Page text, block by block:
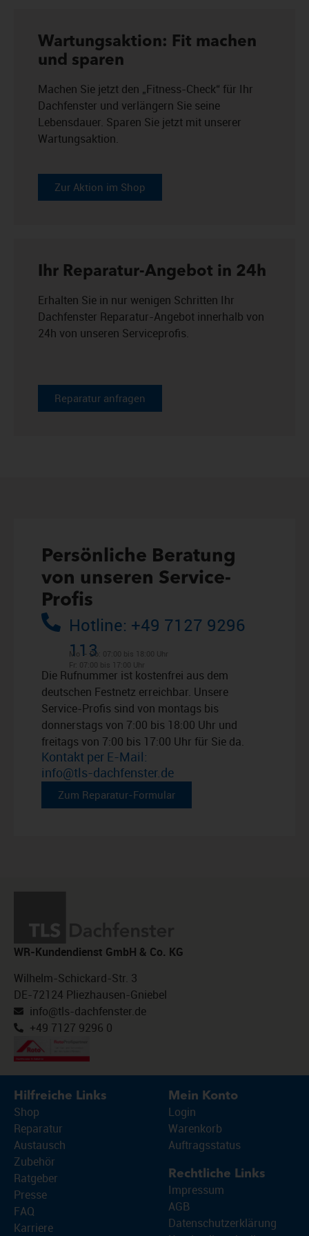
Wartungsaktion: Fit machen
und sparen
Machen Sie jetzt den „Fitness-Check“ für Ihr
Dachfenster und verlängern Sie seine
Lebensdauer. Sparen Sie jetzt mit unserer
Wartungsaktion.
Zur Aktion im Shop
Ihr Reparatur-Angebot in 24h
Erhalten Sie in nur wenigen Schritten Ihr
Dachfenster Reparatur-Angebot innerhalb von
24h von unseren Serviceprofis.
Reparatur anfragen
Persönliche Beratung
von unseren Service-
Profis
Hotline: +49 7127 9296
113
Mo – Do: 07:00 bis 18:00 Uhr
Fr: 07:00 bis 17:00 Uhr
Die Rufnummer ist kostenfrei aus dem
deutschen Festnetz erreichbar. Unsere
Service-Profis sind von montags bis
donnerstags von 7:00 bis 18:00 Uhr und
freitags von 7:00 bis 17:00 Uhr für Sie da.
Kontakt per E-Mail:
info@tls-dachfenster.de
Zum Reparatur-Formular
WR-Kundendienst GmbH & Co. KG
Wilhelm-Schickard-Str. 3
DE-72124 Pliezhausen-Gniebel
info@tls-dachfenster.de
+49 7127 9296 0
Hilfreiche Links
Shop
Reparatur
Austausch
Zubehör
Ratgeber
Presse
FAQ
Karriere
Mein Konto
Login
Warenkorb
Auftragsstatus
Rechtliche Links
Impressum
AGB
Datenschutzerklärung